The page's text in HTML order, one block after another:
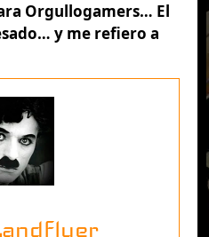
Orgullogamers… El
y me refiero a